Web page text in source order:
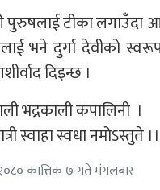
पुरुषलाई टीका लगाउँदा
भने दुर्गा देवीको
दिइन्छ ।
भद्रकाली कपालिनी ।
स्वाहा स्वधा नमोऽस्तुते ।।
कात्तिक ७ गते मंगलबार